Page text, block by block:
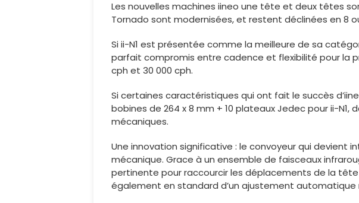
Les nouvelles machines iineo une tête et deux têtes
Tornado sont modernisées, et restent déclinées en 8
Si ii-N1 est présentée comme la meilleure de sa
parfait compromis entre cadence et flexibilité pour la
cph et 30 000 cph.
Si certaines caractéristiques qui ont fait le succès
bobines de 264 x 8 mm + 10 plateaux Jedec pour ii-
mécaniques.
Une innovation significative : le convoyeur qui devient
mécanique. Grace à un ensemble de faisceaux
pertinente pour raccourcir les déplacements de la
également en standard d’un ajustement automatique